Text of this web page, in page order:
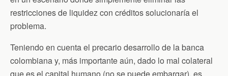
restricciones de liquidez con créditos solucionaría el
problema.
Teniendo en cuenta el precario desarrollo de la banca
colombiana y, más importante aún, dado lo mal colateral